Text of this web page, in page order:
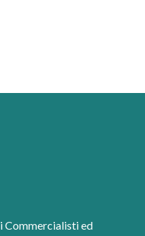
Commercialisti ed